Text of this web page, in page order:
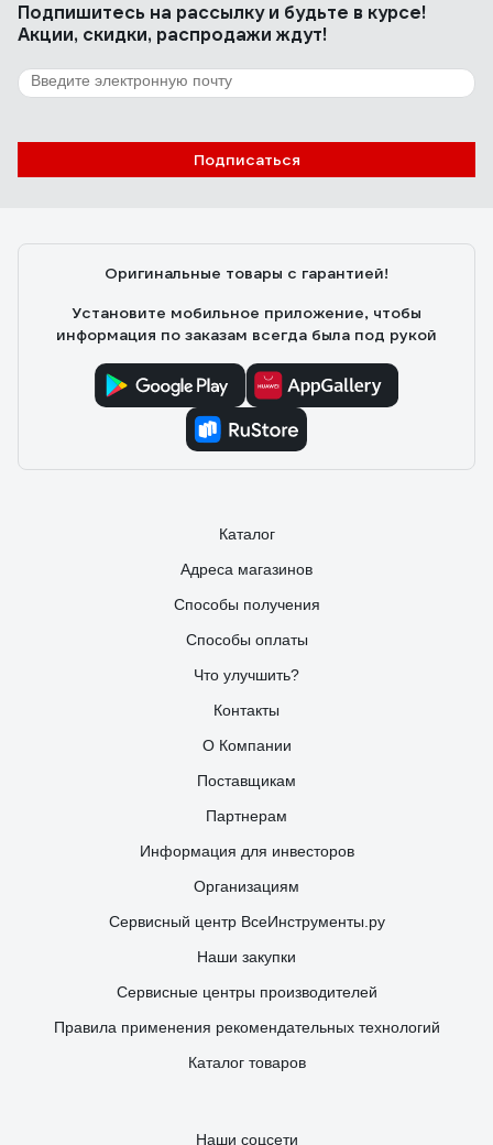
Мягкий, прозрачный.
88 отзывов
Подпишитесь на рассылкуи будьте в курсе!
Акции, скидки, распродажи ждут!
Подписаться
Оригинальные товары с гарантией!
Установите мобильное приложение, чтобы
информация по заказам всегда была под рукой
Каталог
Адреса магазинов
Способы получения
Способы оплаты
Что улучшить?
Контакты
О Компании
Поставщикам
Партнерам
Информация для инвесторов
Организациям
Сервисный центр ВсеИнструменты.ру
Наши закупки
Сервисные центры производителей
Правила применения рекомендательных технологий
Каталог товаров
Наши соцсети